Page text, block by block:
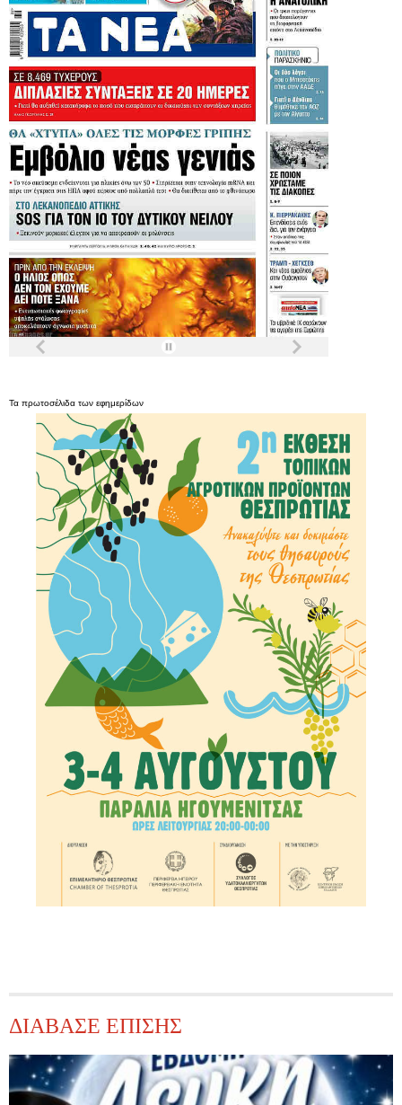
Τα πρωτοσέλιδα των εφημερίδων
ΔΙΑΒΑΣΕ ΕΠΙΣΗΣ